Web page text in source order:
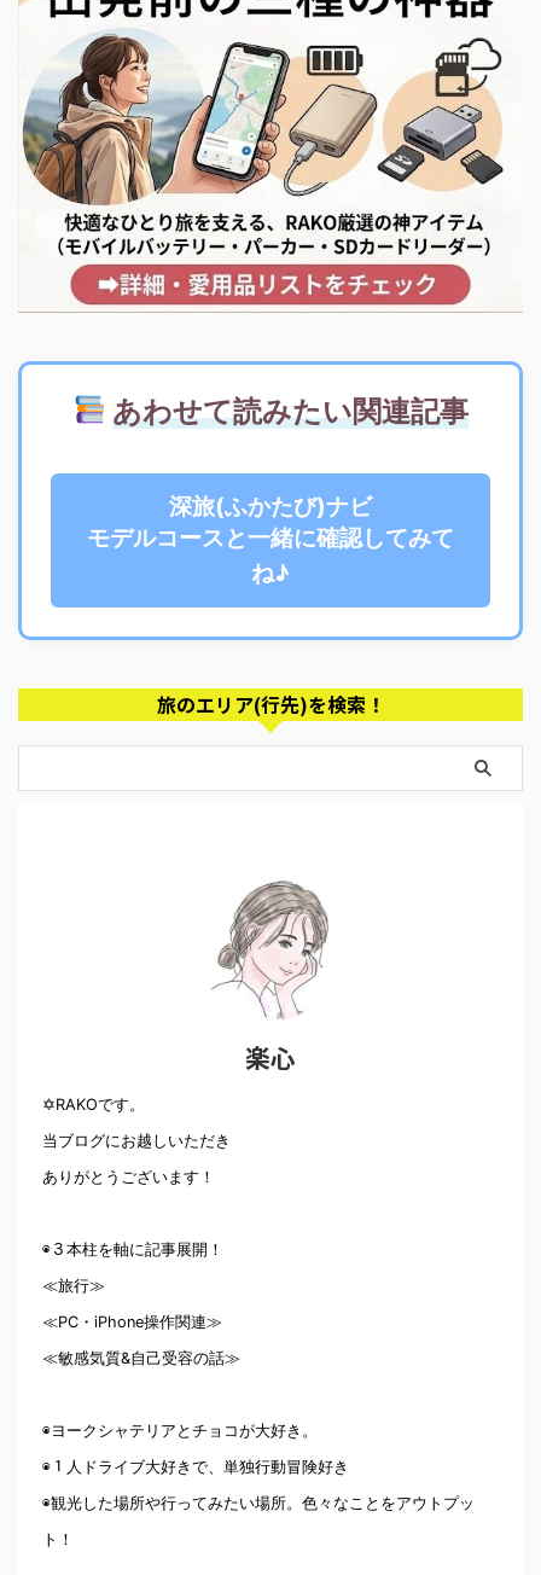
あわせて読みたい関連記事
深旅(ふかたび)ナビ
モデルコースと一緒に確認してみて
ね♪
旅のエリア(行先)を検索！
楽心
✡RAKOです。
当ブログにお越しいただき
ありがとうございます！
◉３本柱を軸に記事展開！
≪旅行≫
≪PC・iPhone操作関連≫
≪敏感気質&自己受容の話≫
◉ヨークシャテリアとチョコが大好き。
◉１人ドライブ大好きで、単独行動冒険好き
◉観光した場所や行ってみたい場所。色々なことをアウトプッ
ト！